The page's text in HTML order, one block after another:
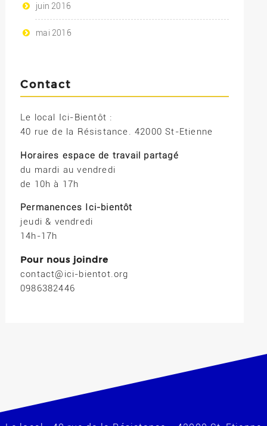
juin 2016
mai 2016
Contact
Le local Ici-Bientôt :
40 rue de la Résistance. 42000 St-Etienne
Horaires espace de travail partagé
du mardi au vendredi
de 10h à 17h
Permanences Ici-bientôt
jeudi & vendredi
14h-17h
Pour nous joindre
contact@ici-bientot.org
0986382446